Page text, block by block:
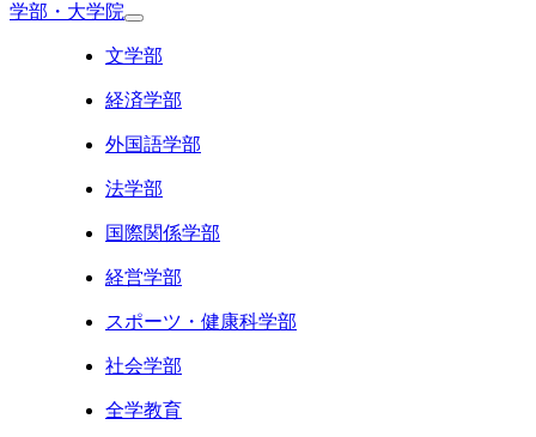
学部・大学院
文学部
経済学部
外国語学部
法学部
国際関係学部
経営学部
スポーツ・健康科学部
社会学部
全学教育